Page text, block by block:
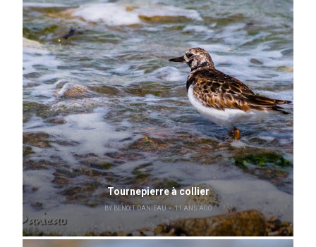
Tournepierre à collier
BY BENOIT DANIEAU 11 ANS AGO